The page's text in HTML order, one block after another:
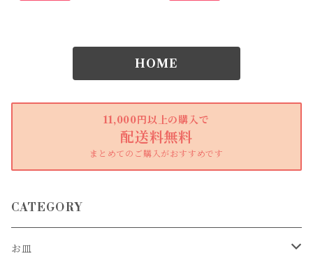
HOME
11,000円以上の購入で
配送料無料
まとめてのご購入がおすすめです
CATEGORY
お皿